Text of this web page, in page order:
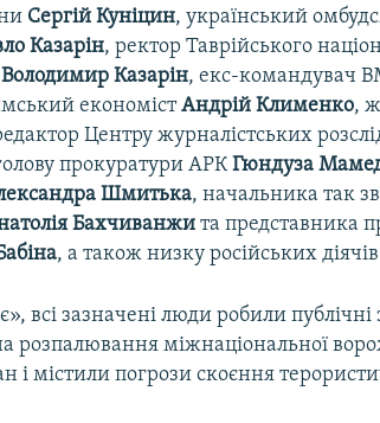
Сергій Куніцин, український
Казарін, ректор Таврійського
Володимир Казарін, екс-командувач
економістАндрій Клименко,
Центру журналістських
прокуратури АРКГюндуза
Шмитька, начальника так
Бахчиванжи та представника
, а також низку російських
всі зазначені люди робили публічні
розпалювання міжнаціональної
і містили погрози скоєння